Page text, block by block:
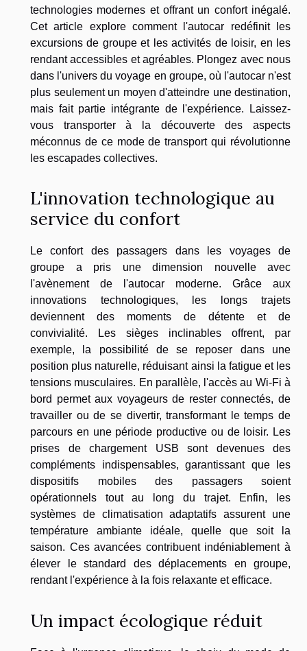
technologies modernes et offrant un confort inégalé.
Cet article explore comment l'autocar redéfinit les
excursions de groupe et les activités de loisir, en les
rendant accessibles et agréables. Plongez avec nous
dans l'univers du voyage en groupe, où l'autocar n'est
plus seulement un moyen d'atteindre une destination,
mais fait partie intégrante de l'expérience. Laissez-
vous transporter à la découverte des aspects
méconnus de ce mode de transport qui révolutionne
les escapades collectives.
L'innovation technologique au
service du confort
Le confort des passagers dans les voyages de
groupe a pris une dimension nouvelle avec
l'avènement de l'autocar moderne. Grâce aux
innovations technologiques, les longs trajets
deviennent des moments de détente et de
convivialité. Les sièges inclinables offrent, par
exemple, la possibilité de se reposer dans une
position plus naturelle, réduisant ainsi la fatigue et les
tensions musculaires. En parallèle, l'accès au Wi-Fi à
bord permet aux voyageurs de rester connectés, de
travailler ou de se divertir, transformant le temps de
parcours en une période productive ou de loisir. Les
prises de chargement USB sont devenues des
compléments indispensables, garantissant que les
dispositifs mobiles des passagers soient
opérationnels tout au long du trajet. Enfin, les
systèmes de climatisation adaptatifs assurent une
température ambiante idéale, quelle que soit la
saison. Ces avancées contribuent indéniablement à
élever le standard des déplacements en groupe,
rendant l'expérience à la fois relaxante et efficace.
Un impact écologique réduit